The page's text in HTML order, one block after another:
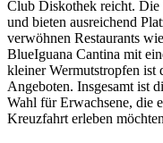
Club Diskothek reicht.
und bieten ausreichend
verwöhnen Restaurants
BlueIguana Cantina mit
kleiner Wermutstropfen ist
Angeboten. Insgesamt ist
Wahl für Erwachsene, die
Kreuzfahrt erleben